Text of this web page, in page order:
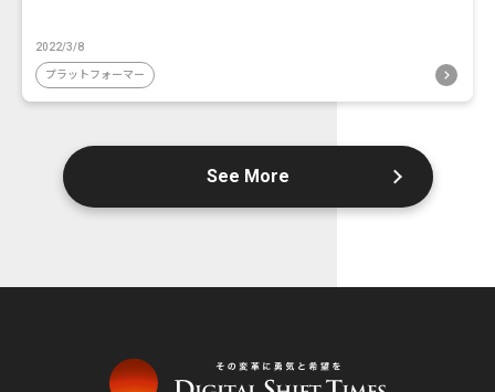
2022/3/8
プラットフォーマー
See More